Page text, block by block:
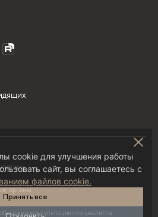
органы
консультация специалиста
cookie для улучшения работы
сайт, вы соглашаетесь с
файлов cookie.
Принять все